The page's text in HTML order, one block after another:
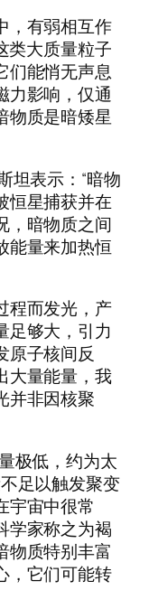
，有弱相互作
类大质量粒子
们能悄无声息
力影响，仅通
物质是暗矮星
坦表示：“暗物
恒星捕获并在
，暗物质之间
能量来加热恒
程而发光，产
足够大，引力
原子核间反
大量能量，我
并非因核聚
极低，约为太
足以触发聚变
宇宙中很常
学家称之为褐
物质特别丰富
，它们可能转